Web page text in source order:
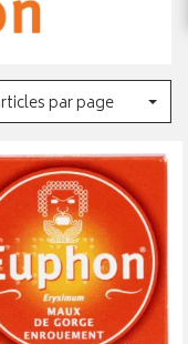
par page